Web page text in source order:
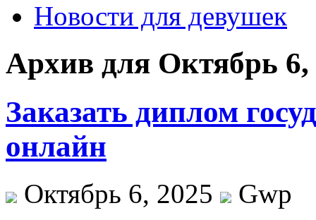
Новости для девушек
Архив для Октябрь 6,
Заказать диплом
онлайн
Октябрь 6, 2025
Gwp